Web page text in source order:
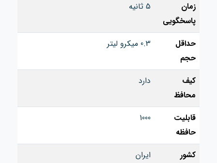
زمان
پاسخگویی
5 ثانیه
حداقل
حجم
0.3 میکرو لیتر
کیف
محافظ
دارد
قابلیت
حافظه
1000
کشور
ایران